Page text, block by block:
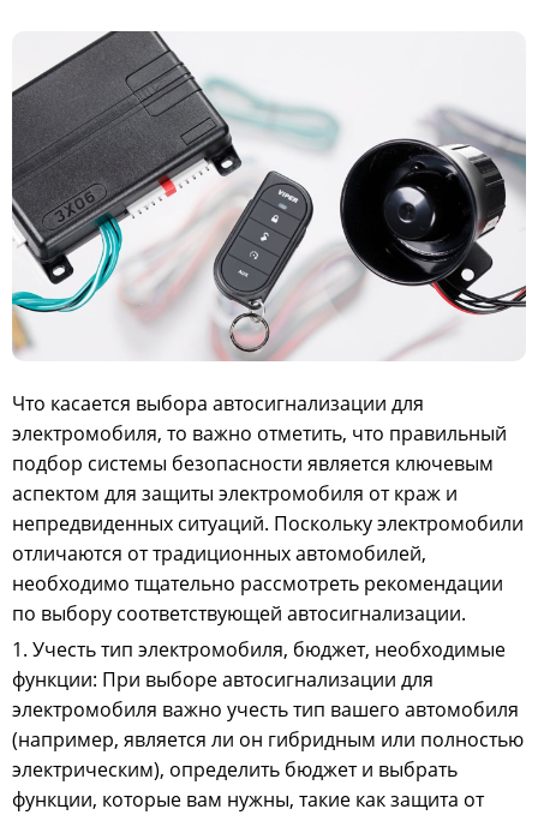
Что касается выбора автосигнализации для
электромобиля, то важно отметить, что правильный
подбор системы безопасности является ключевым
аспектом для защиты электромобиля от краж и
непредвиденных ситуаций. Поскольку электромобили
отличаются от традиционных автомобилей,
необходимо тщательно рассмотреть рекомендации
по выбору соответствующей автосигнализации.
1. Учесть тип электромобиля, бюджет, необходимые
функции: При выборе автосигнализации для
электромобиля важно учесть тип вашего автомобиля
(например, является ли он гибридным или полностью
электрическим), определить бюджет и выбрать
функции, которые вам нужны, такие как защита от